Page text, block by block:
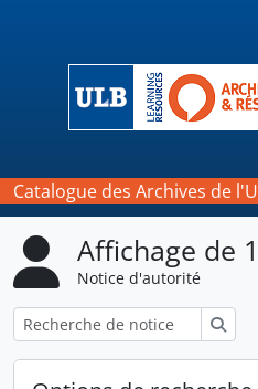
Catalogue des Archives de
Affichage de
Notice d'autorité